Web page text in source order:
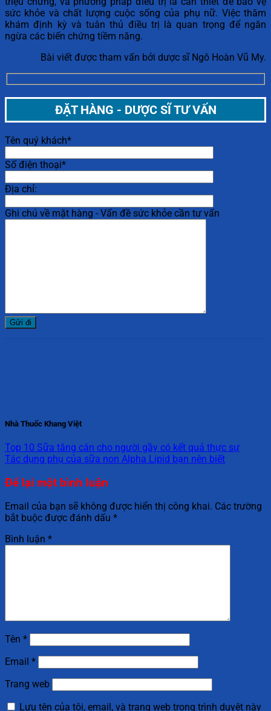
sức khỏe và chất lượng cuộc sống của phụ nữ. Việc thăm
khám định kỳ và tuân thủ điều trị là quan trọng để ngăn
ngừa các biến chứng tiềm năng.
Bài viết được tham vấn bởi dược sĩ Ngô Hoàn Vũ My.
ĐẶT HÀNG - DƯỢC SĨ TƯ VẤN
Tên quý khách*
Số điện thoại*
Địa chỉ:
Ghi chú về mặt hàng - Vấn đề sức khỏe cần tư vấn
Nhà Thuốc Khang Việt
Top 10 Sữa tăng cân cho người gầy có kết quả thực sự
Tác dụng phụ của sữa non Alpha Lipid bạn nên biết
Để lại một bình luận
Email của bạn sẽ không được hiển thị công khai. Các trường
bắt buộc được đánh dấu *
Bình luận *
Tên *
Email *
Trang web
Lưu tên của tôi, email, và trang web trong trình duyệt này